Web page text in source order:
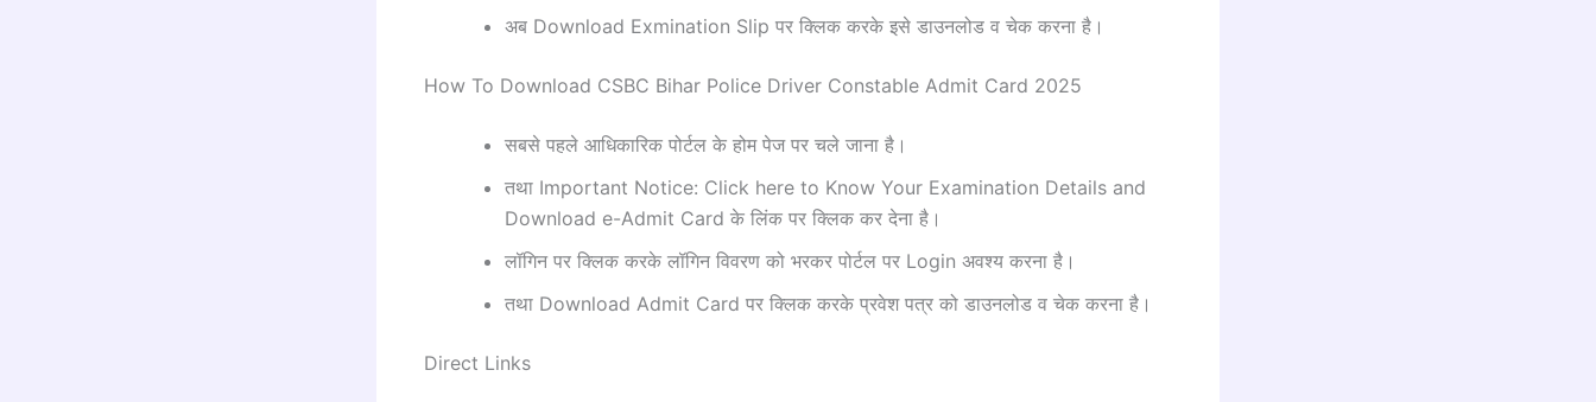
अब Download Exmination Slip पर क्लिक करके इसे डाउनलोड व चेक करना है।
How To Download CSBC Bihar Police Driver Constable Admit Card 2025
सबसे पहले आधिकारिक पोर्टल के होम पेज पर चले जाना है।
तथा Important Notice: Click here to Know Your Examination Details and
Download e-Admit Card के लिंक पर क्लिक कर देना है।
लॉगिन पर क्लिक करके लॉगिन विवरण को भरकर पोर्टल पर Login अवश्य करना है।
तथा Download Admit Card पर क्लिक करके प्रवेश पत्र को डाउनलोड व चेक करना है।
Direct Links